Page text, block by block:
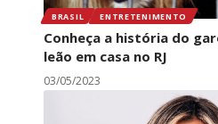
BRASIL ENTRETENIMENTO
Conheça a história do
leão em casa no RJ
03/05/2023